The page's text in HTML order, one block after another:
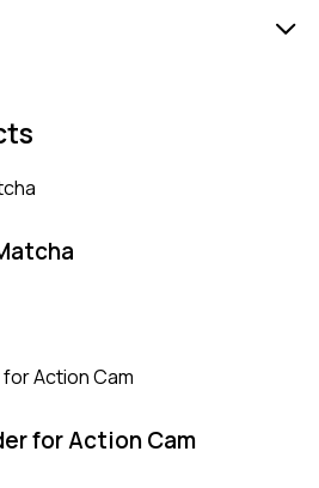
for Action Cam